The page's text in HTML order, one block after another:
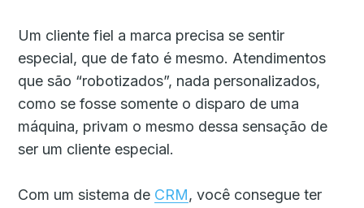
Um cliente fiel a marca precisa se sentir
especial, que de fato é mesmo. Atendimentos
que são “robotizados”, nada personalizados,
como se fosse somente o disparo de uma
máquina, privam o mesmo dessa sensação de
ser um cliente especial.
Com um sistema de CRM, você consegue ter